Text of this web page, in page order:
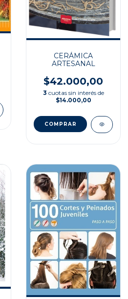
CERÁMICA
ARTESANAL
$42.000,00
3 cuotas sin interés de
$14.000,00